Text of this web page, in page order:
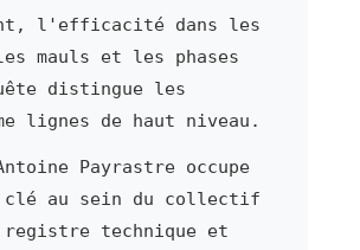
l'efficacité dans les
mauls et les phases
distingue les
lignes de haut niveau.
Payrastre occupe
clé au sein du collectif
registre technique et